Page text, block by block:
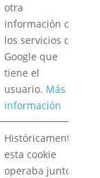
otra
información de
los servicios de
Google que
tiene el
usuario. Más
información
Históricamente,
esta cookie
operaba junto